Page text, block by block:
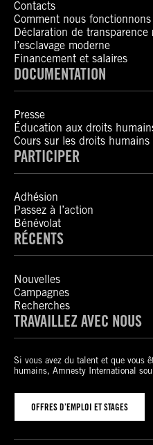
Contacts
Comment nous fonctionnons
Déclaration de
l’esclavage moderne
Financement et salaires
DOCUMENTATION
Presse
Éducation aux droits
Cours sur les droits humains
PARTICIPER
Adhésion
Passez à l’action
Bénévolat
RÉCENTS
Nouvelles
Campagnes
Recherches
TRAVAILLEZ AVEC NOUS
Si vous avez du talent et que vous
humains, Amnesty International
OFFRES D’EMPLOI ET STAGES